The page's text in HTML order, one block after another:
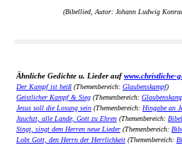
(Bibellied, Autor: Johann Ludwig
Ähnliche Gedichte u. Lieder aufwww.christliche-
Der Kampf ist heiß (Themenbereich: Glaubenskampf)
Geistlicher Kampf & Sieg (Themenbereich:
Jesus soll die Losung sein (Themenbereich: Hingabe an
Jauchzt, alle Lande, Gott zu Ehren (Themenbereich:
Singt, singt dem Herren neue Lieder (Themenbereich:
Lobt Gott, den Herrn der Herrlichkeit (Themenbereich: